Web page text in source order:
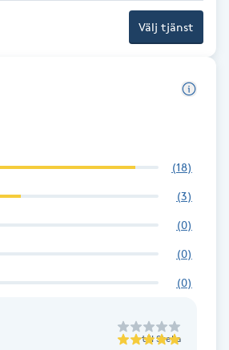
Välj tjänst
(18)
(3)
(0)
(0)
(0)
till Stella